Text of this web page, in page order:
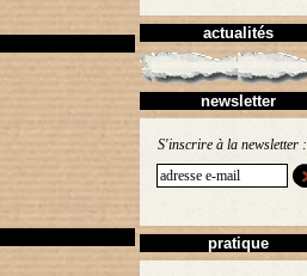
actualités
newsletter
S'inscrire à la newsletter :
pratique